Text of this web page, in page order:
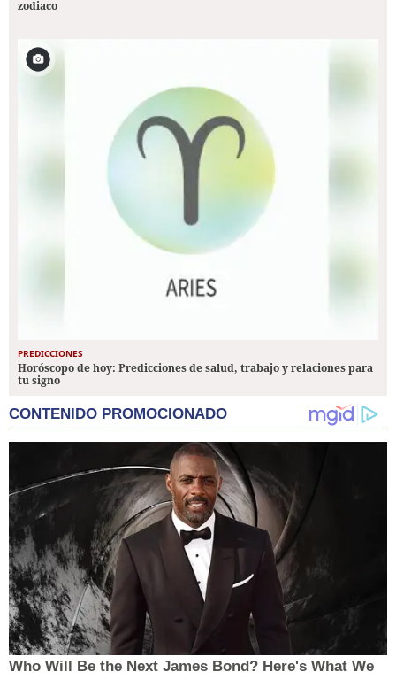
zodiaco
PREDICCIONES
Horóscopo de hoy: Predicciones de salud, trabajo y relaciones para
tu signo
CONTENIDO PROMOCIONADO
Who Will Be the Next James Bond? Here's What We